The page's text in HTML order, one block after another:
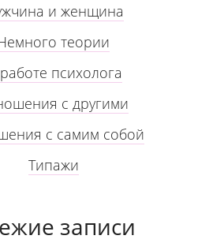
и женщина
теории
психолога
с другими
с самим собой
Типажи
записи